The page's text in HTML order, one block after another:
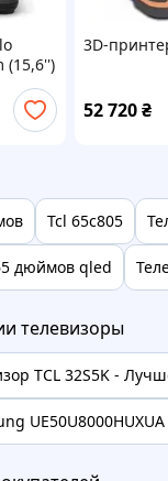
(15,6'')
3D-
52 720₴
Tcl 65c805
дюймов qled
телевизоры
TCL 32S5K -